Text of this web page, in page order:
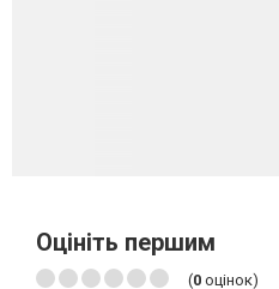
Оцініть першим
(0 оцінок)